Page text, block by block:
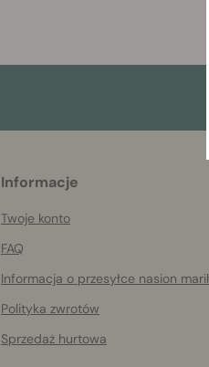
Informacje
Twoje konto
FAQ
Informacja o przesyłce nasion
Polityka zwrotów
Sprzedaż hurtowa